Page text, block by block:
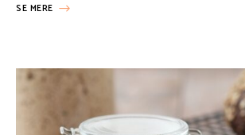
SE MERE